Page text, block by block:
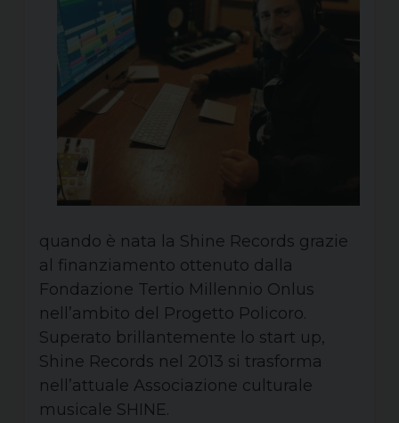
quando è nata la Shine Records grazie
al finanziamento ottenuto dalla
Fondazione Tertio Millennio Onlus
nell’ambito del Progetto Policoro.
Superato brillantemente lo start up,
Shine Records nel 2013 si trasforma
nell’attuale Associazione culturale
musicale SHINE.